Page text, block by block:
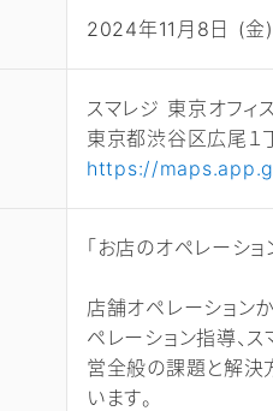
2024年11月8日 (
スマレジ 東京オフィス
東京都渋谷区広尾１
https://
「お店のオペレーシ
店舗オペレーション
ペレーション指導、
営全般の課題と解決
います。